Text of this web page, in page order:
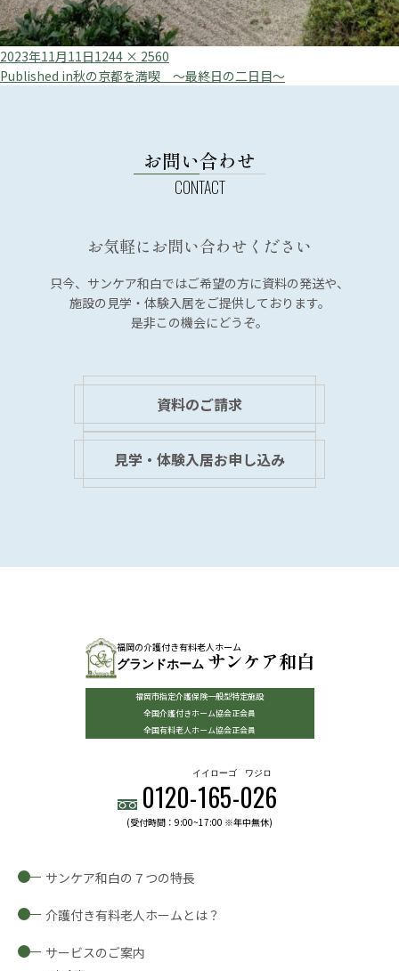
Posted
on
2023年11月11日Full
size
1244 × 2560
投
Published in秋の京都を満喫 ～最終日の二日目～
お問い合わせ
お気軽にお問い合わせください
只今、サンケア和白ではご希望の方に資料の発送や、
施設の見学・体験入居をご提供しております。
是非この機会にどうぞ。
資料のご請求
見学・体験入居お申し込み
福岡の介護付き有料老人ホーム
グランドホーム サンケア和白
福岡市指定介護保険一般型特定施設
全国介護付きホーム協会正会員
全国有料老人ホーム協会正会員
0120-165
イイローゴ
-026
ワジロ
(受付時間：9:00~17:00 ※年中無休)
サンケア和白の７つの特長
介護付き有料老人ホームとは？
サービスのご案内